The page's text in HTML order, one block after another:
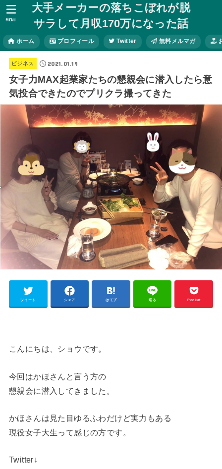
大手メーカーの落ちこぼれが脱
サラして月収170万になった話
ホーム プロフィール Twitter 無料メルマガ
MENU
ビジネス 2021.01.19
女子力MAX起業家たちの懇親会に潜入したら意
気投合できたのでプリクラ撮ってきた
ツイート シェア はてブ 送る Pocket
こんにちは、ショウです。
今回はかほさんと言う方の
懇親会に潜入してきました。
かほさんは見た目ゆるふわだけど実力もある
現役女子大生って感じの方です。
Twitter↓